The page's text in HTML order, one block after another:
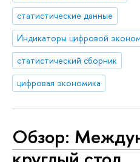
статистические данные
Индикаторы цифровой
статистический сборник
цифровая экономика
Обзор: